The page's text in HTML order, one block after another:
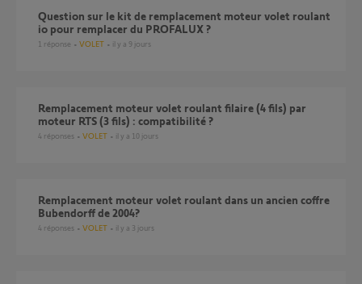
Question sur le kit de remplacement moteur volet roulant
io pour remplacer du PROFALUX ?
1 réponse VOLET il y a 9 jours
Remplacement moteur volet roulant filaire (4 fils) par
moteur RTS (3 fils) : compatibilité ?
4 réponses VOLET il y a 10 jours
Remplacement moteur volet roulant dans un ancien coffre
Bubendorff de 2004?
4 réponses VOLET il y a 3 jours